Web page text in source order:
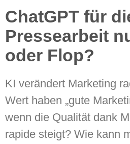
ChatGPT für
Pressearbeit
oder Flop?
KI verändert Marketing
Wert haben „gute
wenn die Qualität dank
rapide steigt? Wie kann